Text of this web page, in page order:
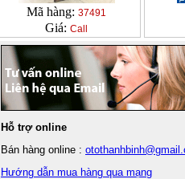
Mã hàng: 37491
Giá: Call
Hỗ trợ online
Bán hàng online :
Hướng dẫn mua hàng qua mạng